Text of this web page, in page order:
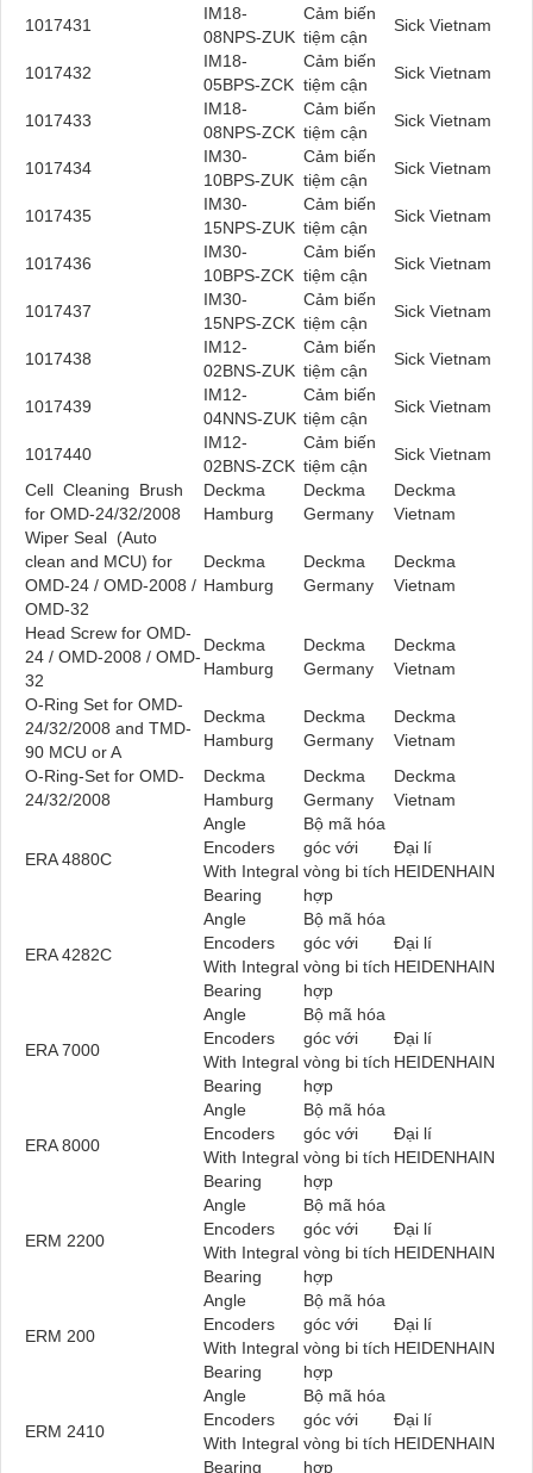
1017431
IM18-
08NPS-ZUK
Cảm biến
tiệm cận
Sick Vietnam
1017432
IM18-
05BPS-ZCK
Cảm biến
tiệm cận
Sick Vietnam
1017433
IM18-
08NPS-ZCK
Cảm biến
tiệm cận
Sick Vietnam
1017434
IM30-
10BPS-ZUK
Cảm biến
tiệm cận
Sick Vietnam
1017435
IM30-
15NPS-ZUK
Cảm biến
tiệm cận
Sick Vietnam
1017436
IM30-
10BPS-ZCK
Cảm biến
tiệm cận
Sick Vietnam
1017437
IM30-
15NPS-ZCK
Cảm biến
tiệm cận
Sick Vietnam
1017438
IM12-
02BNS-ZUK
Cảm biến
tiệm cận
Sick Vietnam
1017439
IM12-
04NNS-ZUK
Cảm biến
tiệm cận
Sick Vietnam
1017440
IM12-
02BNS-ZCK
Cảm biến
tiệm cận
Sick Vietnam
Cell Cleaning Brush
for OMD-24/32/2008
Deckma
Hamburg
Deckma
Germany
Deckma
Vietnam
Wiper Seal (Auto
clean and MCU) for
OMD-24 / OMD-2008 /
OMD-32
Deckma
Hamburg
Deckma
Germany
Deckma
Vietnam
Head Screw for OMD-
24 / OMD-2008 / OMD-
32
Deckma
Hamburg
Deckma
Germany
Deckma
Vietnam
O-Ring Set for OMD-
24/32/2008 and TMD-
90 MCU or A
Deckma
Hamburg
Deckma
Germany
Deckma
Vietnam
O-Ring-Set for OMD-
24/32/2008
Deckma
Hamburg
Deckma
Germany
Deckma
Vietnam
ERA 4880C
Angle
Encoders
With Integral
Bearing
Bộ mã hóa
góc với
vòng bi tích
hợp
Đại lí
HEIDENHAIN
ERA 4282C
Angle
Encoders
With Integral
Bearing
Bộ mã hóa
góc với
vòng bi tích
hợp
Đại lí
HEIDENHAIN
ERA 7000
Angle
Encoders
With Integral
Bearing
Bộ mã hóa
góc với
vòng bi tích
hợp
Đại lí
HEIDENHAIN
ERA 8000
Angle
Encoders
With Integral
Bearing
Bộ mã hóa
góc với
vòng bi tích
hợp
Đại lí
HEIDENHAIN
ERM 2200
Angle
Encoders
With Integral
Bearing
Bộ mã hóa
góc với
vòng bi tích
hợp
Đại lí
HEIDENHAIN
ERM 200
Angle
Encoders
With Integral
Bearing
Bộ mã hóa
góc với
vòng bi tích
hợp
Đại lí
HEIDENHAIN
ERM 2410
Angle
Encoders
With Integral
Bearing
Bộ mã hóa
góc với
vòng bi tích
hợp
Đại lí
HEIDENHAIN